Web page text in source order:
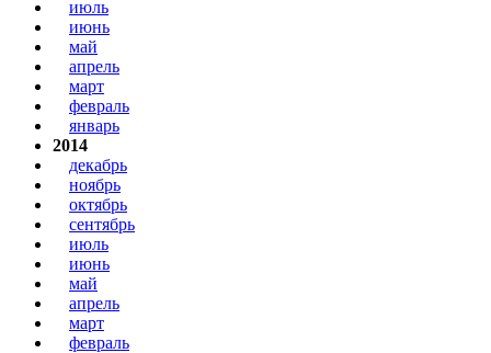
июль
июнь
май
апрель
март
февраль
январь
2014
декабрь
ноябрь
октябрь
сентябрь
июль
июнь
май
апрель
март
февраль